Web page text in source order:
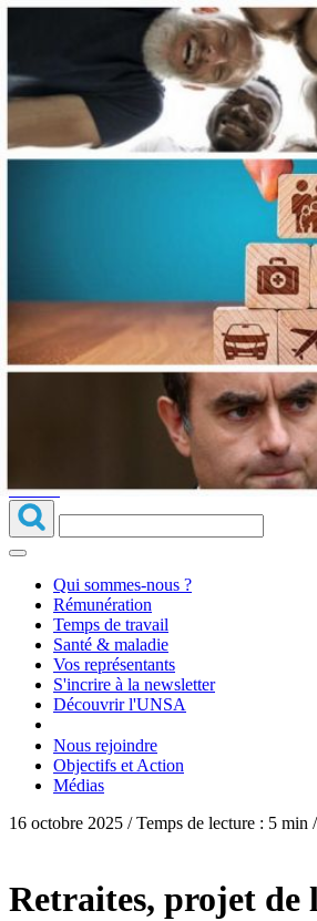
S'inscrire à la
|
Santé & maladie
Vos représentants
Médias
Qui sommes-nous ?
Rémunération
Temps de travail
Santé & maladie
Vos représentants
S'incrire à la newsletter
Découvrir l'UNSA
Nous rejoindre
Objectifs et Action
Médias
16 octobre 2025 / Temps de lecture : 5 min /
Retraites, projet de